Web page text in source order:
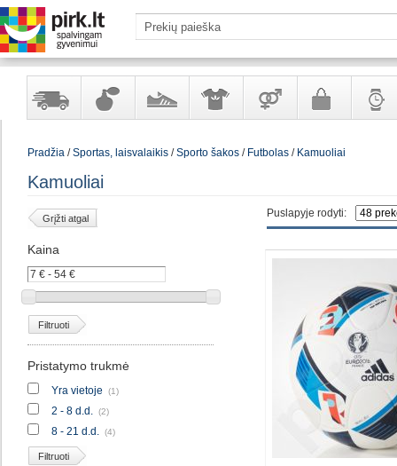
Yra
Kvepalai
kosmetika
AvalynėAprangaPrekės
Galanterija
Pradžia/Sportas, laisvalaikis/Sporto šakos/ Futbolas/ Kamuoliai
Kamuoliai
Puslapyje rodyti:
Grįžti atgal
Kaina
Filtruoti
Pristatymo trukmė
Yra vietoje (1)
2 - 8 d.d. (2)
8 - 21 d.d. (4)
Filtruoti